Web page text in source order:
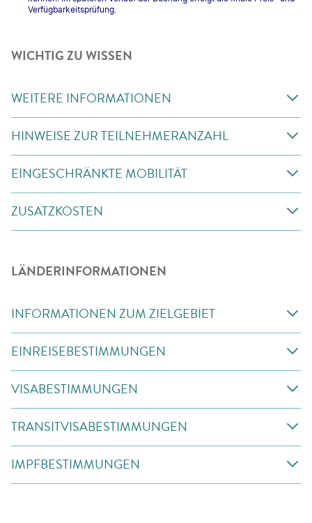
Verfügbarkeitsprüfung.
WICHTIG ZU WISSEN
WEITERE INFORMATIONEN
HINWEISE ZUR TEILNEHMERANZAHL
EINGESCHRÄNKTE MOBILITÄT
ZUSATZKOSTEN
LÄNDERINFORMATIONEN
INFORMATIONEN ZUM ZIELGEBIET
EINREISEBESTIMMUNGEN
VISABESTIMMUNGEN
TRANSITVISABESTIMMUNGEN
IMPFBESTIMMUNGEN